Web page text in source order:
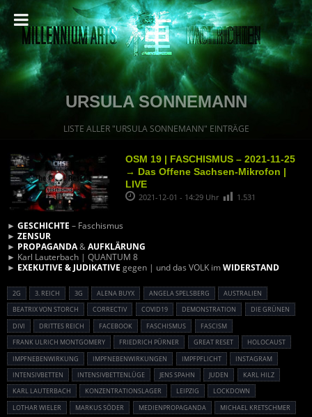
URSULA SONNEMANN
LISTE ALLER "URSULA SONNEMANN" EINTRÄGE
OSM 19 | FASCHISMUS – 2021-11-25
→ Das Offene Sachsen-Mikrofon |
LIVE
2021-12-01 - 14:29 Uhr 1.531
► GESCHICHTE – Faschismus
► ZENSUR
► PROPAGANDA&AUFKLÄRUNG
► Karl Lauterbach | QUANTUM 8
► EXEKUTIVE & JUDIKATIVE gegen | und das VOLK imWIDERSTAND
2G 3. REICH 3G ALENA BUYX ANGELA SPELSBERG
AUSTRALIEN
BEATRIX VON STORCH
CORRECTIV COVID19 DEMONSTRATION
DIE GRÜNEN
DIVI
DRITTES REICH FACEBOOK FASCHISMUS
FASCISM
FRANK ULRICH MONTGOMERY
FRIEDRICH PÜRNER GREAT RESET
HOLOCAUST
IMPFNEBENWIRKUNG
IMPFNEBENWIRKUNGEN IMPFPFLICHT
INSTAGRAM
INTENSIVBETTEN
INTENSIVBETTENLÜGE JENS SPAHN JUDEN
KARL HILZ
KARL LAUTERBACH
KONZENTRATIONSLAGER LEIPZIG
LOCKDOWN
LOTHAR WIELER
MARKUS SÖDER MEDIENPROPAGANDA
MICHAEL KRETSCHMER